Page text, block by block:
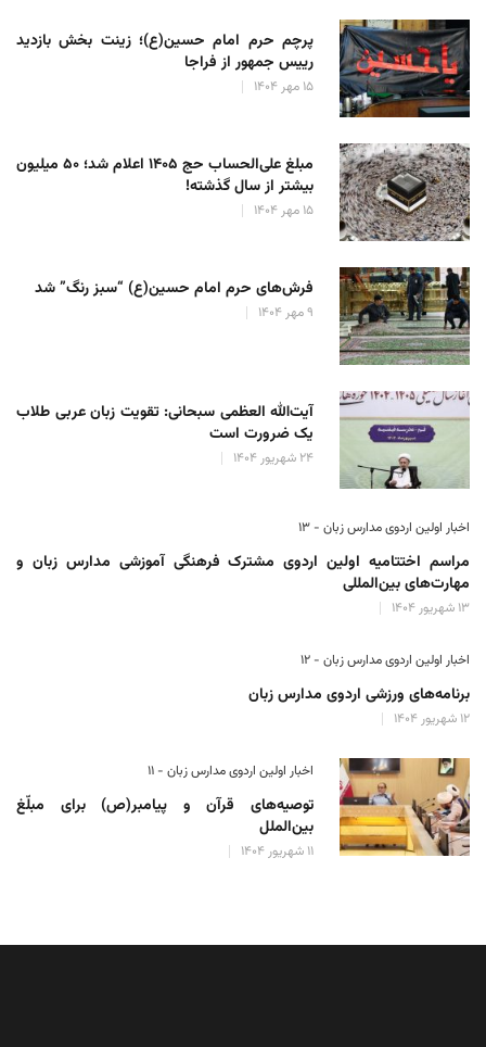
پرچم حرم امام حسین(ع)؛ زینت بخش بازدید
رییس جمهور از فراجا
۱۵ مهر ۱۴۰۴
مبلغ علی‌الحساب حج ۱۴۰۵ اعلام شد؛ ۵۰ میلیون
بیشتر از سال گذشته!
۱۵ مهر ۱۴۰۴
فرش‌های حرم امام حسین(ع) “سبز رنگ” شد
۹ مهر ۱۴۰۴
آیت‌الله العظمی سبحانی: تقویت زبان عربی طلاب
یک ضرورت است
۲۴ شهریور ۱۴۰۴
اخبار اولین اردوی مدارس زبان - ۱۳
مراسم اختتامیه اولین اردوی مشترک فرهنگی آموزشی مدارس زبان و
مهارت‌های بین‌المللی
۱۳ شهریور ۱۴۰۴
اخبار اولین اردوی مدارس زبان - ۱۲
برنامه‌های ورزشی اردوی مدارس زبان
۱۲ شهریور ۱۴۰۴
اخبار اولین اردوی مدارس زبان - ۱۱
توصیه‌های قرآن و پیامبر(ص) برای مبلّغ
بین‌الملل
۱۱ شهریور ۱۴۰۴